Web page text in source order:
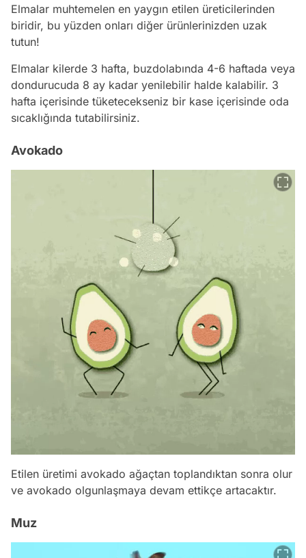
Elmalar muhtemelen en yaygın etilen üreticilerinden
biridir, bu yüzden onları diğer ürünlerinizden uzak
tutun!
Elmalar kilerde 3 hafta, buzdolabında 4-6 haftada veya
dondurucuda 8 ay kadar yenilebilir halde kalabilir. 3
hafta içerisinde tüketecekseniz bir kase içerisinde oda
sıcaklığında tutabilirsiniz.
Avokado
Etilen üretimi avokado ağaçtan toplandıktan sonra olur
ve avokado olgunlaşmaya devam ettikçe artacaktır.
Muz